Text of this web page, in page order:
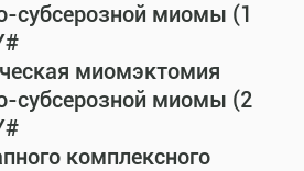
субсерозной миомы (1
миомэктомия
субсерозной миомы (2
комплексного